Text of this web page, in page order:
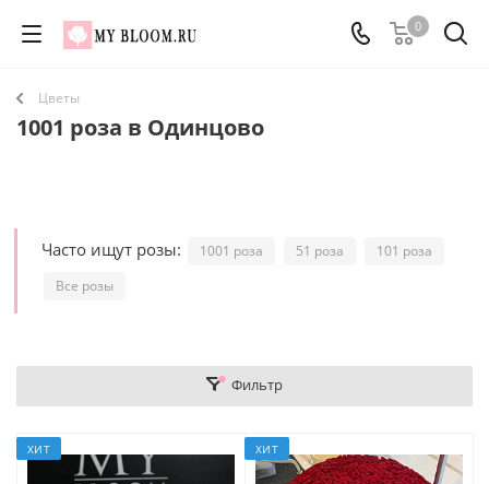
0
Цветы
1001 роза в Одинцово
Часто ищут розы: 1001 роза 51 роза
101 роза
Все розы
Фильтр
ХИТ ХИТ